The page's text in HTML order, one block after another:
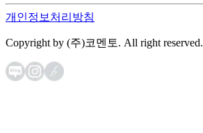
개인정보처리방침
Copyright by (주)코멘토. All right reserved.